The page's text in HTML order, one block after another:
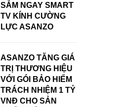
SẮM NGAY SMART
TV KÍNH CƯỜNG
LỰC ASANZO
ASANZO TĂNG GIÁ
TRỊ THƯƠNG HIỆU
VỚI GÓI BẢO HIỂM
TRÁCH NHIỆM 1 TỶ
VNĐ CHO SẢN